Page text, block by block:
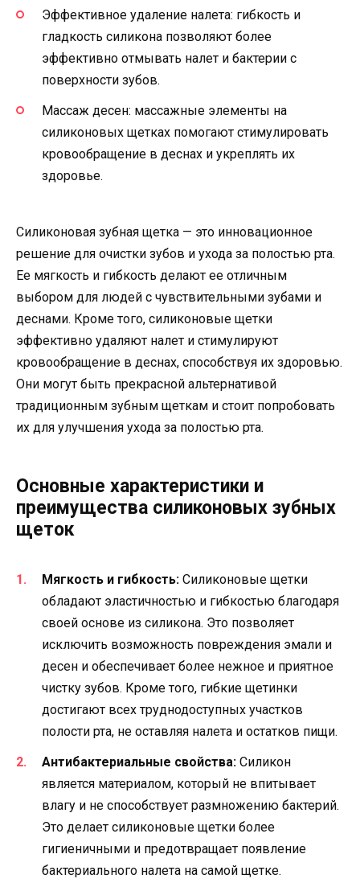
Эффективное удаление налета: гибкость и
гладкость силикона позволяют более
эффективно отмывать налет и бактерии с
поверхности зубов.
Массаж десен: массажные элементы на
силиконовых щетках помогают стимулировать
кровообращение в деснах и укреплять их
здоровье.
Силиконовая зубная щетка — это инновационное
решение для очистки зубов и ухода за полостью рта.
Ее мягкость и гибкость делают ее отличным
выбором для людей с чувствительными зубами и
деснами. Кроме того, силиконовые щетки
эффективно удаляют налет и стимулируют
кровообращение в деснах, способствуя их здоровью.
Они могут быть прекрасной альтернативой
традиционным зубным щеткам и стоит попробовать
их для улучшения ухода за полостью рта.
Основные характеристики и
преимущества силиконовых зубных
щеток
Мягкость и гибкость: Силиконовые щетки
обладают эластичностью и гибкостью благодаря
своей основе из силикона. Это позволяет
исключить возможность повреждения эмали и
десен и обеспечивает более нежное и приятное
чистку зубов. Кроме того, гибкие щетинки
достигают всех труднодоступных участков
полости рта, не оставляя налета и остатков пищи.
Антибактериальные свойства: Силикон
является материалом, который не впитывает
влагу и не способствует размножению бактерий.
Это делает силиконовые щетки более
гигиеничными и предотвращает появление
бактериального налета на самой щетке.